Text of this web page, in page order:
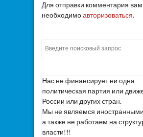
Для отправки комментария вам
необходимоавторизоваться.
Нас не финансирует ни одна
политическая партия или
России или других стран.
Мы не являемся
а также не работаем на
власти!!!